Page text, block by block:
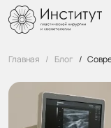
Главная Блог